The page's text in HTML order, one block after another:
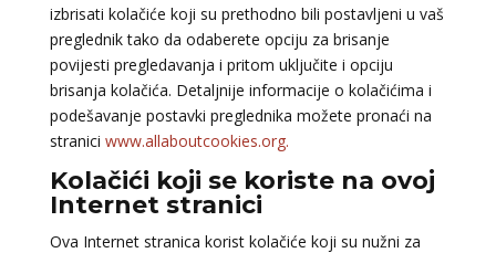
izbrisati kolačiće koji su prethodno bili postavljeni u vaš
preglednik tako da odaberete opciju za brisanje
povijesti pregledavanja i pritom uključite i opciju
brisanja kolačića. Detaljnije informacije o kolačićima i
podešavanje postavki preglednika možete pronaći na
stranici www.allaboutcookies.org.
Kolačići koji se koriste na ovoj
Internet stranici
Ova Internet stranica korist kolačiće koji su nužni za